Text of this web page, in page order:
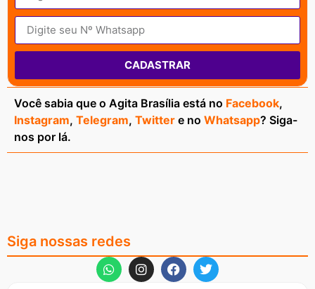
CADASTRAR
Você sabia que o Agita Brasília está no Facebook,
Instagram, Telegram, Twitter e no Whatsapp? Siga-
nos por lá.
Siga nossas redes